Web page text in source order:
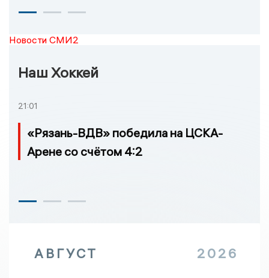
Новости СМИ2
Наш Хоккей
21:01
«Рязань-ВДВ» победила на ЦСКА-
Арене со счётом 4:2
АВГУСТ 2026